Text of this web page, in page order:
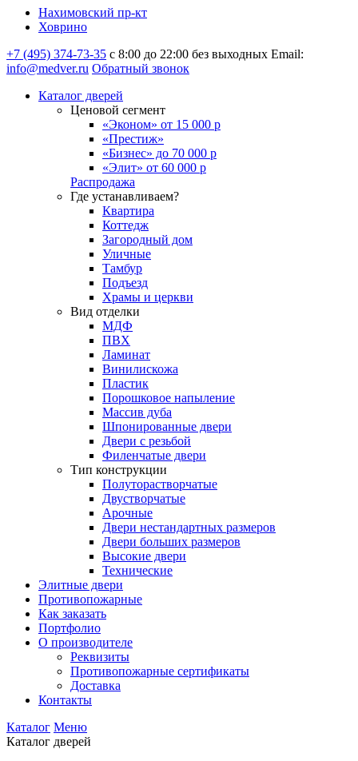
Нахимовский пр-кт
Ховрино
+7 (495) 374-73-35 с 8:00 до 22:00 без выходных Email:
info@medver.ru Обратный звонок
Каталог дверей
Ценовой сегмент
«Эконом» от 15 000 р
«Престиж»
«Бизнес» до 70 000 р
«Элит» от 60 000 р
Распродажа
Где устанавливаем?
Квартира
Коттедж
Загородный дом
Уличные
Тамбур
Подъезд
Храмы и церкви
Вид отделки
МДФ
ПВХ
Ламинат
Винилискожа
Пластик
Порошковое напыление
Массив дуба
Шпонированные двери
Двери с резьбой
Филенчатые двери
Тип конструкции
Полуторастворчатые
Двустворчатые
Арочные
Двери нестандартных размеров
Двери больших размеров
Высокие двери
Технические
Элитные двери
Противопожарные
Как заказать
Портфолио
О производителе
Реквизиты
Противопожарные сертификаты
Доставка
Контакты
Каталог Меню
Каталог дверей